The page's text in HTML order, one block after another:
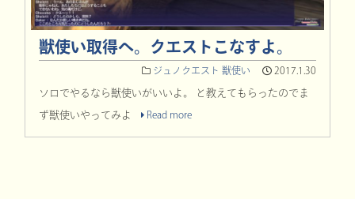
獣使い取得へ。クエストこなすよ。
ジュノクエスト 獣使い 2017.1.30
ソロでやるなら獣使いがいいよ。 と教えてもらったのでま
ず獣使いやってみよ Read more